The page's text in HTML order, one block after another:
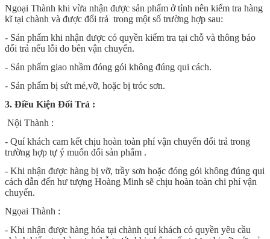
Ngoại Thành khi vừa nhận được sản phẩm ở tỉnh nên kiểm tra hàng
kĩ tại chành và được đổi trả trong một số trường hợp sau:
- Sản phẩm khi nhận được có quyền kiểm tra tại chỗ và thông báo
đổi trả nếu lỗi do bên vận chuyển.
- Sản phẩm giao nhầm đóng gói không đúng qui cách.
- Sản phẩm bị sứt mẻ,vỡ, hoặc bị tróc sơn.
3. Điều Kiện Đổi Trả :
Nội Thành :
- Quí khách cam kết chịu hoàn toàn phí vận chuyển đổi trả trong
trường hợp tự ý muốn đổi sản phẩm .
- Khi nhận được hàng bị vỡ, trầy sơn hoặc đóng gói không đúng qui
cách dẫn đến hư tượng Hoàng Minh sẽ chịu hoàn toàn chi phí vận
chuyển.
Ngọai Thành :
- Khi nhận được hàng hóa tại chành quí khách có quyền yêu cầu